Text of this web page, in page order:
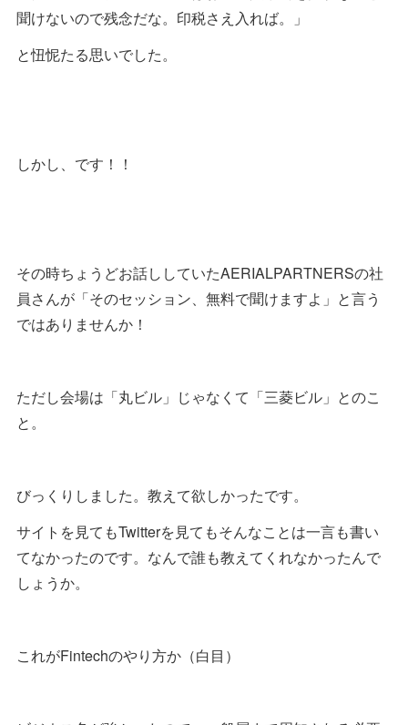
聞けないので残念だな。印税さえ入れば。」
と忸怩たる思いでした。
しかし、です！！
その時ちょうどお話ししていたAERIALPARTNERSの社
員さんが「そのセッション、無料で聞けますよ」と言う
ではありませんか！
ただし会場は「丸ビル」じゃなくて「三菱ビル」とのこ
と。
びっくりしました。教えて欲しかったです。
サイトを見てもTwitterを見てもそんなことは一言も書い
てなかったのです。なんで誰も教えてくれなかったんで
しょうか。
これがFintechのやり方か（白目）